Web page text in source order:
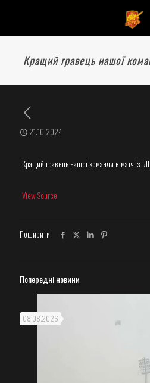
Кращий гравець нашої
21.10.2024
Кращий гравець нашої команди в матчі з
View Source
Поширити
Попередні новини
08.08.2026